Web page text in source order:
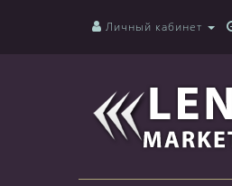
Личный кабинет